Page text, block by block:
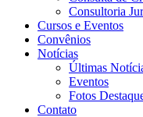
Consultoria
Cursos e Eventos
Convênios
Notícias
Últimas
Eventos
Fotos
Contato